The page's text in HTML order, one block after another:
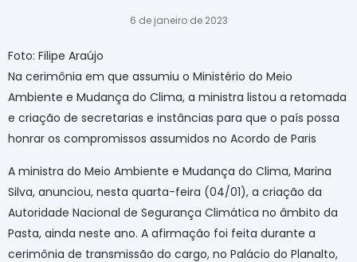
6 de janeiro de 2023
Foto: Filipe Araújo
Na cerimônia em que assumiu o Ministério do Meio
Ambiente e Mudança do Clima, a ministra listou a retomada
e criação de secretarias e instâncias para que o país possa
honrar os compromissos assumidos no Acordo de Paris
A ministra do Meio Ambiente e Mudança do Clima, Marina
Silva, anunciou, nesta quarta-feira (04/01), a criação da
Autoridade Nacional de Segurança Climática no âmbito da
Pasta, ainda neste ano. A afirmação foi feita durante a
cerimônia de transmissão do cargo, no Palácio do Planalto,